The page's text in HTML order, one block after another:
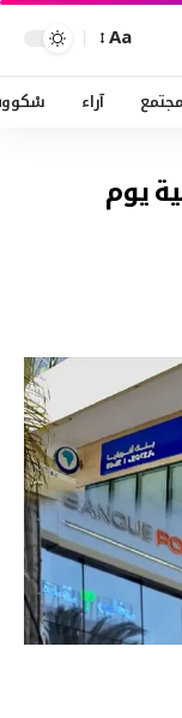
Aa
مجتمع آراء
يوم